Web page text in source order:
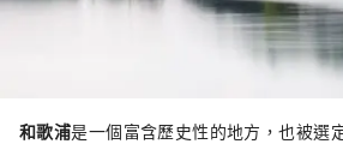
和歌浦是一個富含歷史性的地方，也被選